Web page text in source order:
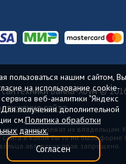
Ванна-Хоум©
сайта
принадлежат их владельцам.
сайта в какой бы то ни было форме
авторских прав запрещено.
пользоваться нашим сайтом, Вы
на использование cookie-
веб-аналитики "Яндекс
получения дополнительной
см.Политика обработки
данных.
Согласен